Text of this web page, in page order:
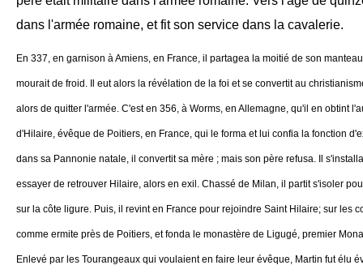
dans l'armée romaine, et fit son service dans la cavalerie.
En 337, en garnison à Amiens, en France, il partagea la moitié de son
mourait de froid. Il eut alors la révélation de la foi et se convertit au
alors de quitter l'armée. C'est en 356, à Worms, en Allemagne, qu'il en obtint
d'Hilaire, évêque de Poitiers, en France, qui le forma et lui confia la fonction
dans sa Pannonie natale, il convertit sa mère ; mais son père refusa. Il
essayer de retrouver Hilaire, alors en exil. Chassé de Milan, il partit s'isoler
sur la côte ligure. Puis, il revint en France pour rejoindre Saint Hilaire; sur les
comme ermite près de Poitiers, et fonda le monastère de Ligugé, premier
Enlevé par les Tourangeaux qui voulaient en faire leur évêque, Martin fut élu